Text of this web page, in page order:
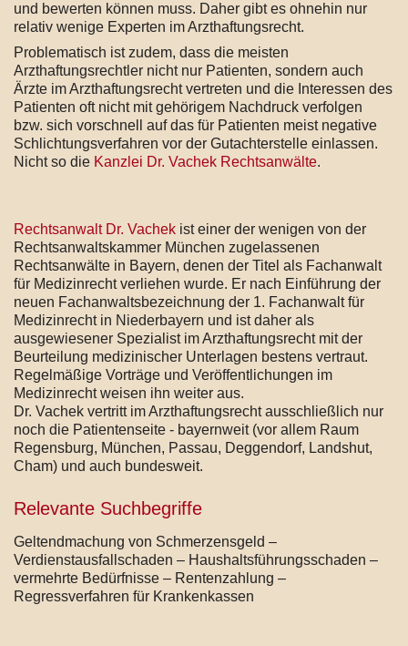
und bewerten können muss. Daher gibt es ohnehin nur
relativ wenige Experten im Arzthaftungsrecht.
Problematisch ist zudem, dass die meisten
Arzthaftungsrechtler nicht nur Patienten, sondern auch
Ärzte im Arzthaftungsrecht vertreten und die Interessen des
Patienten oft nicht mit gehörigem Nachdruck verfolgen
bzw. sich vorschnell auf das für Patienten meist negative
Schlichtungsverfahren vor der Gutachterstelle einlassen.
Nicht so die Kanzlei Dr. Vachek Rechtsanwälte.
Rechtsanwalt Dr. Vachek ist einer der wenigen von der
Rechtsanwaltskammer München zugelassenen
Rechtsanwälte in Bayern, denen der Titel als Fachanwalt
für Medizinrecht verliehen wurde. Er nach Einführung der
neuen Fachanwaltsbezeichnung der 1. Fachanwalt für
Medizinrecht in Niederbayern und ist daher als
ausgewiesener Spezialist im Arzthaftungsrecht mit der
Beurteilung medizinischer Unterlagen bestens vertraut.
Regelmäßige Vorträge und Veröffentlichungen im
Medizinrecht weisen ihn weiter aus.
Dr. Vachek vertritt im Arzthaftungsrecht ausschließlich nur
noch die Patientenseite - bayernweit (vor allem Raum
Regensburg, München, Passau, Deggendorf, Landshut,
Cham) und auch bundesweit.
Relevante Suchbegriffe
Geltendmachung von Schmerzensgeld –
Verdienstausfallschaden – Haushaltsführungsschaden –
vermehrte Bedürfnisse – Rentenzahlung –
Regressverfahren für Krankenkassen